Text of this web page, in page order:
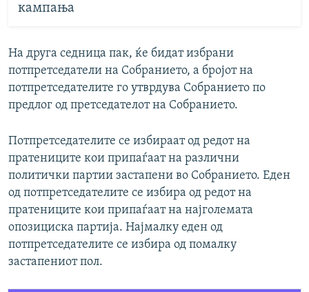
кампања
На друга седница пак, ќе бидат избрани
потпретседатели на Собранието, а бројот на
потпретседателите го утврдува Собранието по
предлог од претседателот на Собранието.
Потпретседателите се избираат од редот на
пратениците кои припаѓаат на различни
политички партии застапени во Собранието. Еден
од потпретседателите се избира од редот на
пратениците кои припаѓаат на најголемата
опозициска партија. Најмалку еден од
потпретседателите се избира од помалку
застапениот пол.